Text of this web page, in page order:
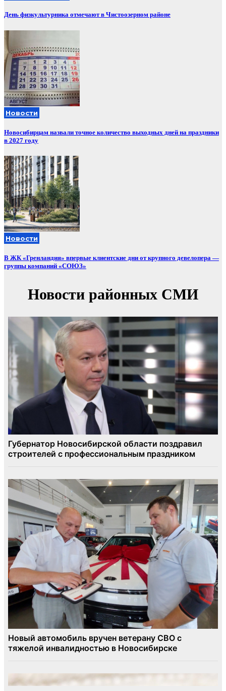
День физкультурника отмечают в Чистоозерном районе
Новости
Новосибирцам назвали точное количество выходных дней на праздники
в 2027 году
Новости
В ЖК «Гренландия» впервые клиентские дни от крупного девелопера —
группы компаний «СОЮЗ»